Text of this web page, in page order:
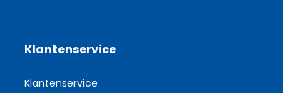
Klantenservice
Klantenservice